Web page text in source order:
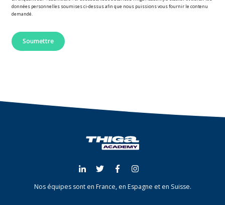
données personnelles soumises ci-dessus afin que nous puissions vous fournir le contenu
demandé.
Nos équipes sont en France, en Espagne et en Suisse.